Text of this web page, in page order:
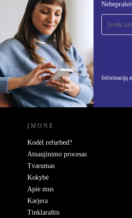
Informaciją
Užsiprenumeruok
naujienlaiškį!
Nebepraleisk nė vieno
REFURBED LIETUVA -
ĮMONĖ
Kodėl refurbed?
Atnaujinimo procesas
Tvarumas
Kokybė
Apie mus
Karjera
Tinklaraštis